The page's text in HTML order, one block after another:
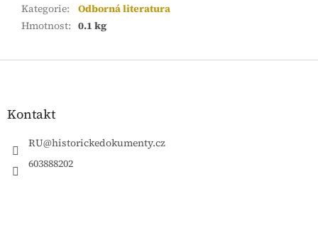
Kategorie:
Odborná literatura
Hmotnost: 0.1 kg
Z
Kontakt
RU@historickedokumenty.cz
603888202